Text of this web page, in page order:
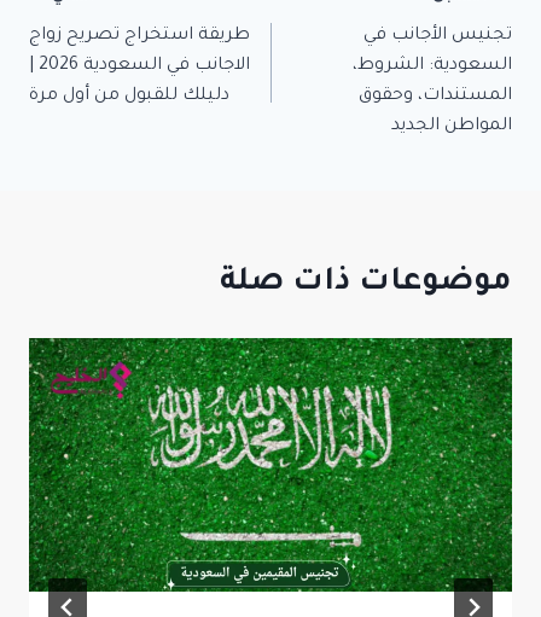
المقالات
تجنيس الأجانب في
السعودية: الشروط،
المستندات، وحقوق
المواطن الجديد
طريقة استخراج تصريح زواج
دليلك للقبول من أول مرة
موضوعات ذات صلة